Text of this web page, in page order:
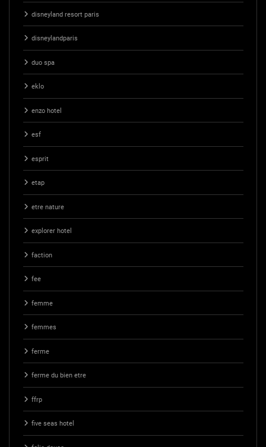
disneyland resort paris
disneylandparis
duo spa
eklo
enzo hotel
esf
esprit
etap
etre nature
explorer hotel
faction
fee
femme
femmes
ferme
ferme du bien etre
ffrp
five seas hotel